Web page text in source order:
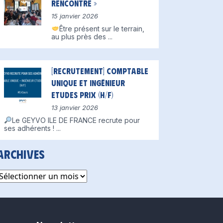
Rencontre »
15 janvier 2026
Être présent sur le terrain,
au plus près des ...
[Recrutement] Comptable
unique et Ingénieur
Etudes Prix (H/F)
13 janvier 2026
Le GEYVO ILE DE FRANCE recrute pour
ses adhérents ! ...